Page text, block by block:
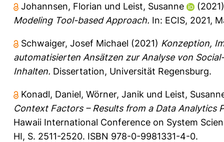
Johannsen, Florian und Leist, Susanne
Modeling Tool-based Approach. In: ECIS, 2021,
Schwaiger, Josef Michael (2021) Konzeption,
automatisierten Ansätzen zur Analyse von
Inhalten. Dissertation, Universität Regensburg.
Konadl, Daniel, Wörner, Janik und Leist,
Context Factors – Results from a Data Analytics
Hawaii International Conference on System
HI, S. 2511-2520. ISBN 978-0-9981331-4-0.